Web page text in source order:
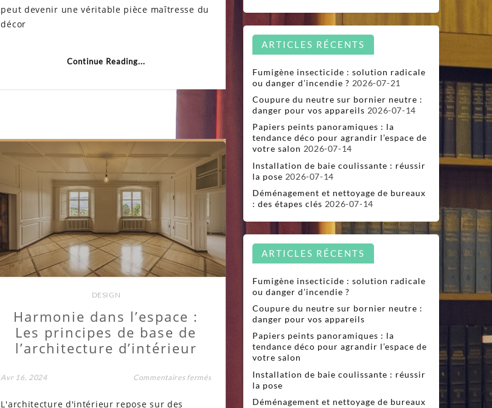
peut devenir une véritable pièce maîtresse du
décor
Continue Reading...
DESIGN
Harmonie dans l’espace :
Les principes de base de
l’architecture d’intérieur
Avr 16, 2024 Commentaires ferméssur
L'architecture d'intérieur repose sur des
ARTICLES RÉCENTS
Fumigène insecticide : solution radicale
ou danger d’incendie ? 2026-07-21
Coupure du neutre sur bornier neutre :
danger pour vos appareils 2026-07-14
Papiers peints panoramiques : la
tendance déco pour agrandir l’espace de
votre salon 2026-07-14
Installation de baie coulissante : réussir
la pose 2026-07-14
Déménagement et nettoyage de bureaux
: des étapes clés 2026-07-14
ARTICLES RÉCENTS
Fumigène insecticide : solution radicale
ou danger d’incendie ?
Coupure du neutre sur bornier neutre :
danger pour vos appareils
Papiers peints panoramiques : la
tendance déco pour agrandir l’espace de
votre salon
Installation de baie coulissante : réussir
la pose
Déménagement et nettoyage de bureaux